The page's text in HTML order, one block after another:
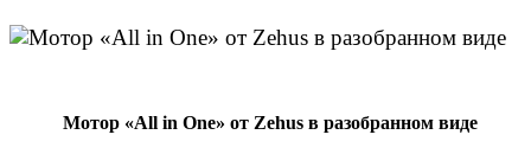
Мотор «All in One» от Zehus в разобранном виде